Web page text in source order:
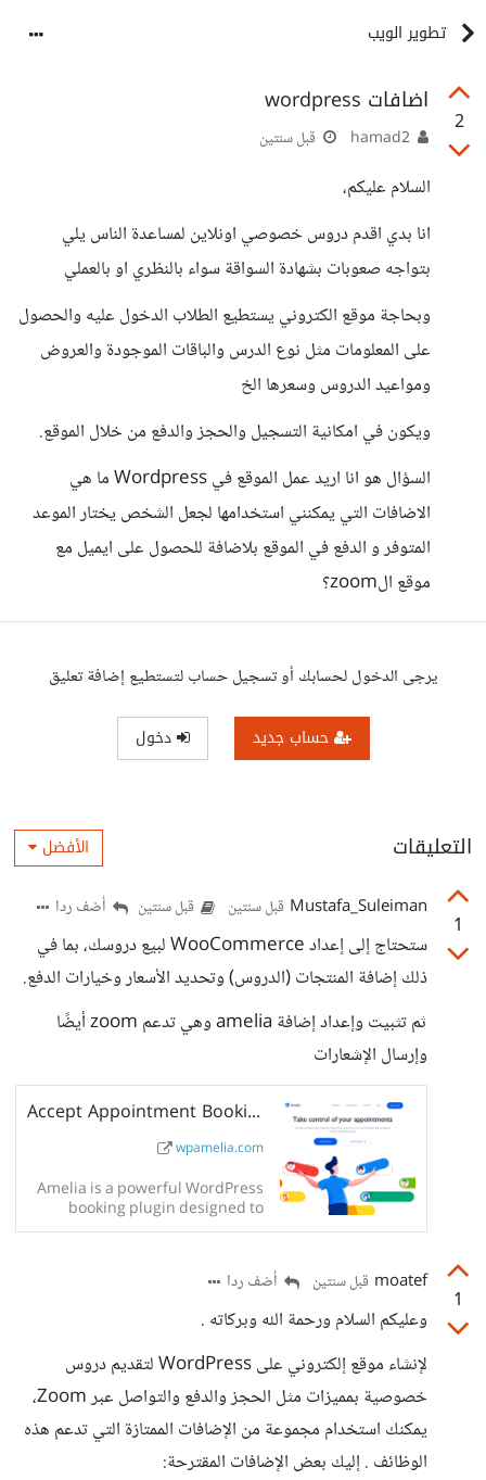
تطوير الويب
2
اضافات wordpress
قبل سنتين
السلام عليكم،
انا بدي اقدم دروس خصوصي اونلاين لمساعدة الناس يلي
بتواجه صعوبات بشهادة السواقة سواء بالنظري او بالعملي
وبحاجة موقع الكتروني يستطيع الطلاب الدخول عليه والحصول
على المعلومات مثل نوع الدرس والباقات الموجودة والعروض
ومواعيد الدروس وسعرها الخ
ويكون في امكانية التسجيل والحجز والدفع من خلال الموقع.
السؤال هو انا اريد عمل الموقع في Wordpress ما هي
الاضافات التي يمكنني استخدامها لجعل الشخص يختار الموعد
المتوفر و الدفع في الموقع بلاضافة للحصول على ايميل مع
موقع الzoom؟
يرجى الدخول لحسابك أو تسجيل حساب لتستطيع إضافة تعليق
حساب جديد دخول
التعليقات الأفضل
1
Mustafa_Suleiman قبل سنتين قبل سنتين أضف ردا
ستحتاج إلى إعداد WooCommerce لبيع دروسك، بما في
ذلك إضافة المنتجات (الدروس) وتحديد الأسعار وخيارات الدفع.
ثم تثبيت وإعداد إضافة amelia وهي تدعم zoom أيضًا
وإرسال الإشعارات
Accept Appointment Bookings Online
wpamelia.com
Amelia is a powerful WordPress
booking plugin designed to
streamline appointment and
employee data, and improve
customer satisfaction. 1
moatef قبل سنتين أضف ردا
وعليكم السلام ورحمة الله وبركاته .
لإنشاء موقع إلكتروني على WordPress لتقديم دروس
خصوصية بمميزات مثل الحجز والدفع والتواصل عبر Zoom،
يمكنك استخدام مجموعة من الإضافات الممتازة التي تدعم هذه
الوظائف . إليك بعض الإضافات المقترحة: